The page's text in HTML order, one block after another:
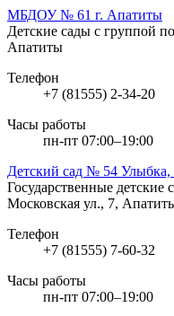
МБДОУ № 61 г. Апатиты
Детские сады с группой
Апатиты
Телефон
+7 (81555) 2-34-20
Часы работы
пн-пт 07:00–19:00
Детский сад № 54
Государственные детские
Московская ул., 7,
Телефон
+7 (81555) 7-60-32
Часы работы
пн-пт 07:00–19:00